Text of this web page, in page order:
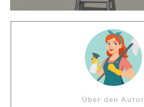
Über den Autor